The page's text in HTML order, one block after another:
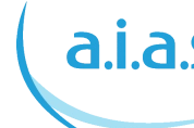
Passer au